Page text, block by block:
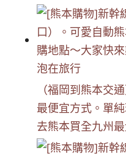
（福岡到熊本交
最便宜方式。單
去熊本買全九州